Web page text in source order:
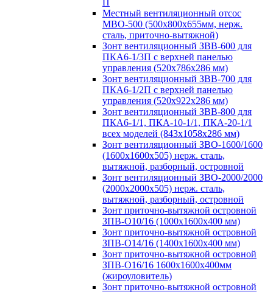
П
Местный вентиляционный отсос
МВО-500 (500х800х655мм, нерж.
сталь, приточно-вытяжной)
Зонт вентиляционный ЗВВ-600 для
ПКА6-1/3П с верхней панелью
управления (520х786х286 мм)
Зонт вентиляционный ЗВВ-700 для
ПКА6-1/2П с верхней панелью
управления (520х922х286 мм)
Зонт вентиляционный ЗВВ-800 для
ПКА6-1/1, ПКА-10-1/1, ПКА-20-1/1
всех моделей (843х1058х286 мм)
Зонт вентиляционный ЗВО-1600/1600
(1600х1600х505) нерж. сталь,
вытяжной, разборный, островной
Зонт вентиляционный ЗВО-2000/2000
(2000х2000х505) нерж. сталь,
вытяжной, разборный, островной
Зонт приточно-вытяжной островной
ЗПВ-О10/16 (1000х1600х400 мм)
Зонт приточно-вытяжной островной
ЗПВ-О14/16 (1400х1600х400 мм)
Зонт приточно-вытяжной островной
ЗПВ-О16/16 1600х1600х400мм
(жироуловитель)
Зонт приточно-вытяжной островной